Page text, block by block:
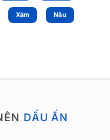
Xám Nâu
DẤU ẤN